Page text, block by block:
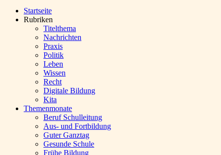
Startseite
Rubriken
Titelthema
Nachrichten
Praxis
Politik
Leben
Wissen
Recht
Digitale Bildung
Kita
Themenmonate
Beruf Schulleitung
Aus- und Fortbildung
Guter Ganztag
Gesunde Schule
Frühe Bildung